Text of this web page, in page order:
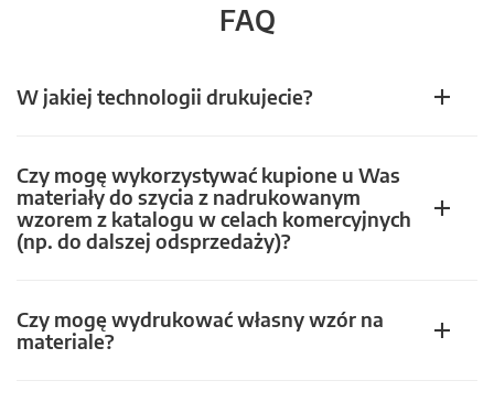
FAQ
W jakiej technologii drukujecie?
Czy mogę wykorzystywać kupione u Was
materiały do szycia z nadrukowanym
wzorem z katalogu w celach komercyjnych
(np. do dalszej odsprzedaży)?
Czy mogę wydrukować własny wzór na
materiale?